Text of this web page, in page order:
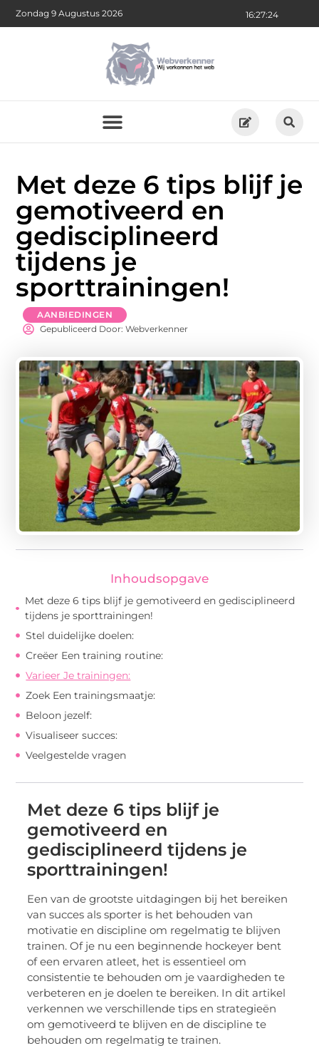
16:27:26
Zondag 9 Augustus 2026
Met deze 6 tips blijf je
gemotiveerd en
gedisciplineerd
tijdens je
sporttrainingen!
AANBIEDINGEN
Gepubliceerd Door: Webverkenner
Inhoudsopgave
Met deze 6 tips blijf je gemotiveerd en gedisciplineerd
tijdens je sporttrainingen!
Stel duidelijke doelen:
Creëer Een training routine:
Varieer Je trainingen:
Zoek Een trainingsmaatje:
Beloon jezelf:
Visualiseer succes:
Veelgestelde vragen
Met deze 6 tips blijf je
gemotiveerd en
gedisciplineerd tijdens je
sporttrainingen!
Een van de grootste uitdagingen bij het bereiken
van succes als sporter is het behouden van
motivatie en discipline om regelmatig te blijven
trainen. Of je nu een beginnende hockeyer bent
of een ervaren atleet, het is essentieel om
consistentie te behouden om je vaardigheden te
verbeteren en je doelen te bereiken. In dit artikel
verkennen we verschillende tips en strategieën
om gemotiveerd te blijven en de discipline te
behouden om regelmatig te trainen.